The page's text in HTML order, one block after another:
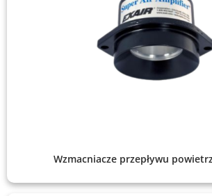
Wzmacniacze przepływu